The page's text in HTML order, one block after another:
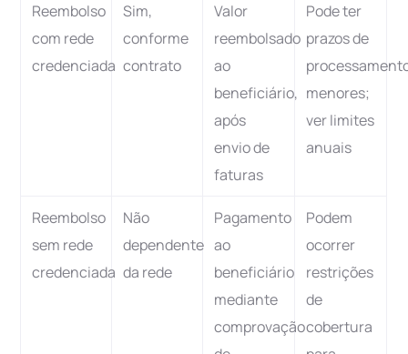
Reembolso
com rede
credenciada
Sim,
conforme
contrato
Valor
reembolsado
ao
beneficiário,
após
envio de
faturas
Pode ter
prazos de
menores;
ver limites
anuais
Reembolso
sem rede
credenciada
Não
dependente
da rede
Pagamento
ao
beneficiário
mediante
comprovação
Podem
ocorrer
restrições
de
cobertura